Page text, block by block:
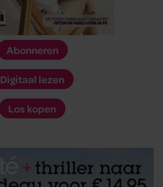
Abonneren
Digitaal lezen
Los kopen